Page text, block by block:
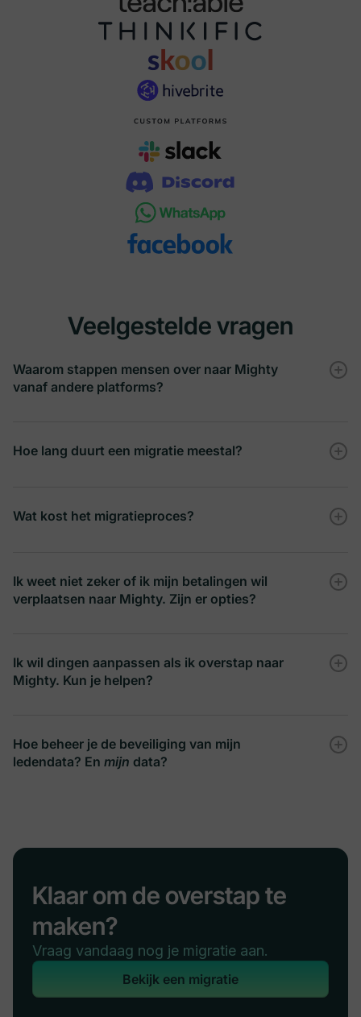
Veelgestelde vragen
Waarom stappen mensen over naar Mighty
vanaf andere platforms?
Hoe lang duurt een migratie meestal?
Wat kost het migratieproces?
Ik weet niet zeker of ik mijn betalingen wil
verplaatsen naar Mighty. Zijn er opties?
Ik wil dingen aanpassen als ik overstap naar
Mighty. Kun je helpen?
Hoe beheer je de beveiliging van mijn
ledendata? En mijn data?
Klaar om de overstap te
maken?
Vraag vandaag nog je migratie aan.
Bekijk een migratie